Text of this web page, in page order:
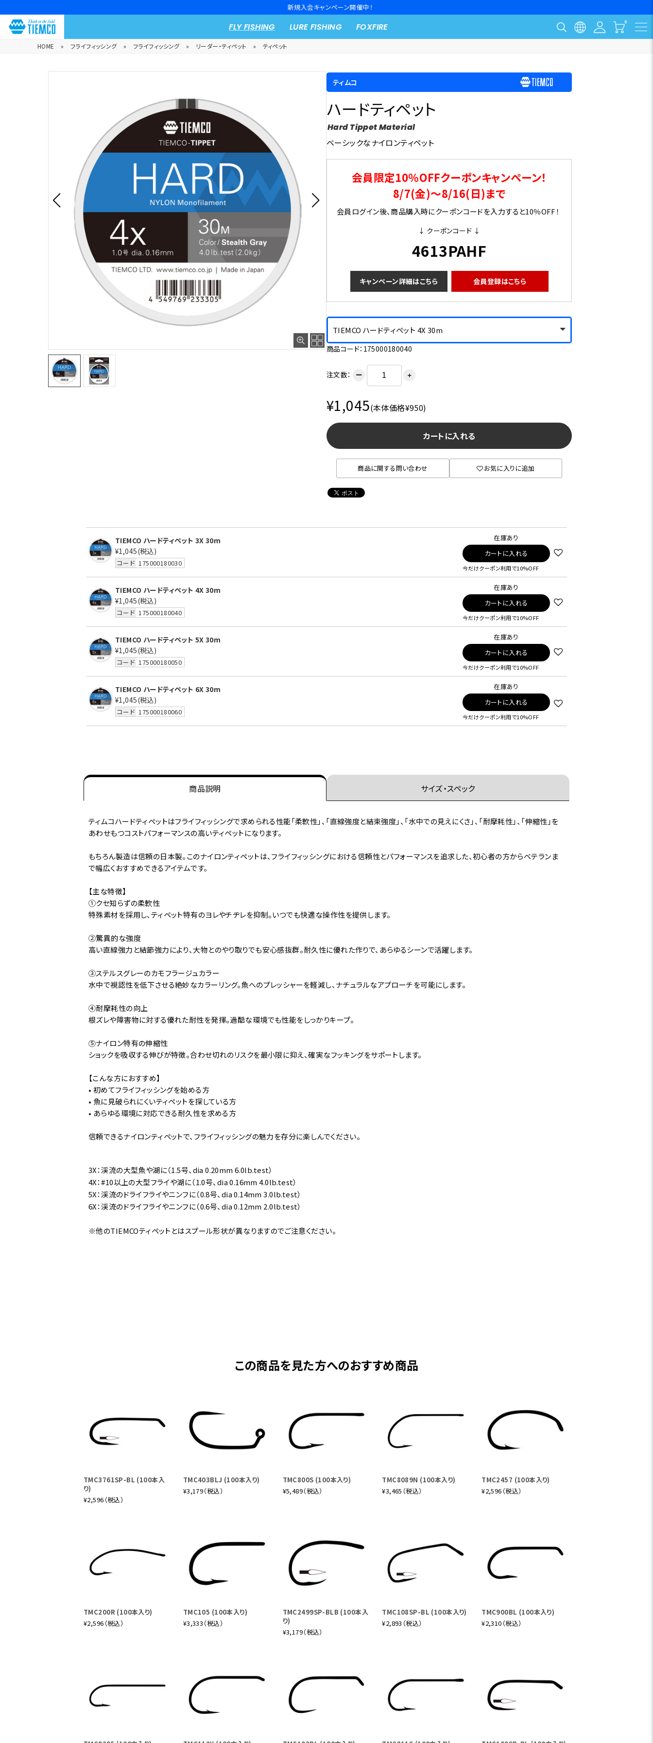
新規入会キャンペーン開催中！
FLY FISHING LURE FISHING FOXFIRE
HOME » フライフィッシング » フライフィッシング » リーダー・ティペット » ティペット
ティムコ
ハードティペット
Hard Tippet Material
ベーシックなナイロンティペット
会員限定10％OFFクーポンキャンペーン！
8/7(金)～8/16(日)まで
会員ログイン後、商品購入時にクーポンコードを入力すると10％OFF！
↓ クーポンコード ↓
4613PAHF
キャンペーン詳細はこちら 会員登録はこちら
TIEMCO ハードティペット 4X 30m
商品コード：175000180040
注文数： ー ＋
¥1,045(本体価格¥950)
カートに入れる
商品に関する問い合わせ お気に入りに追加
TIEMCO ハードティペット 3X 30m
¥1,045(税込)
コード 175000180030
在庫あり
カートに入れる
今だけクーポン利用で10%OFF
TIEMCO ハードティペット 4X 30m
¥1,045(税込)
コード 175000180040
在庫あり
カートに入れる
今だけクーポン利用で10%OFF
TIEMCO ハードティペット 5X 30m
¥1,045(税込)
コード 175000180050
在庫あり
カートに入れる
今だけクーポン利用で10%OFF
TIEMCO ハードティペット 6X 30m
¥1,045(税込)
コード 175000180060
在庫あり
カートに入れる
今だけクーポン利用で10%OFF
商品説明 サイズ・スペック
ティムコハードティペットはフライフィッシングで求められる性能「柔軟性」、「直線強度と結束強度」、「水中での見えにくさ」、「耐摩耗性」、「伸縮性」を
あわせもつコストパフォーマンスの高いティペットになります。
もちろん製造は信頼の日本製。このナイロンティペットは、フライフィッシングにおける信頼性とパフォーマンスを追求した、初心者の方からベテランま
で幅広くおすすめできるアイテムです。
【主な特徴】
①クセ知らずの柔軟性
特殊素材を採用し、ティペット特有のヨレやチヂレを抑制。いつでも快適な操作性を提供します。
②驚異的な強度
高い直線強力と結節強力により、大物とのやり取りでも安心感抜群。耐久性に優れた作りで、あらゆるシーンで活躍します。
③ステルスグレーのカモフラージュカラー
水中で視認性を低下させる絶妙なカラーリング。魚へのプレッシャーを軽減し、ナチュラルなアプローチを可能にします。
④耐摩耗性の向上
根ズレや障害物に対する優れた耐性を発揮。過酷な環境でも性能をしっかりキープ。
⑤ナイロン特有の伸縮性
ショックを吸収する伸びが特徴。合わせ切れのリスクを最小限に抑え、確実なフッキングをサポートします。
【こんな方におすすめ】
• 初めてフライフィッシングを始める方
• 魚に見破られにくいティペットを探している方
• あらゆる環境に対応できる耐久性を求める方
信頼できるナイロンティペットで、フライフィッシングの魅力を存分に楽しんでください。
3X：渓流の大型魚や湖に（1.5号、dia 0.20mm 6.0lb.test）
4X：#10以上の大型フライや湖に（1.0号、dia 0.16mm 4.0lb.test）
5X：渓流のドライフライやニンフに（0.8号、dia 0.14mm 3.0lb.test）
6X：渓流のドライフライやニンフに（0.6号、dia 0.12mm 2.0lb.test）
※他のTIEMCOティペットとはスプール形状が異なりますのでご注意ください。
この商品を見た方へのおすすめ商品
TMC3761SP-BL (100本入
り)
¥2,596（税込）
TMC403BLJ (100本入り)
¥3,179（税込）
TMC800S (100本入り)
¥5,489（税込）
TMC8089N (100本入り)
¥3,465（税込）
TMC2457 (100本入り)
¥2,596（税込）
TMC200R (100本入り)
¥2,596（税込）
TMC105 (100本入り)
¥3,333（税込）
TMC2499SP-BLB (100本入
り)
¥3,179（税込）
TMC108SP-BL (100本入り)
¥2,893（税込）
TMC900BL (100本入り)
¥2,310（税込）